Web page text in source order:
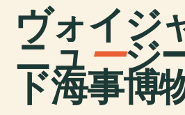
ヴォイジ
ニュージ
ド海事博